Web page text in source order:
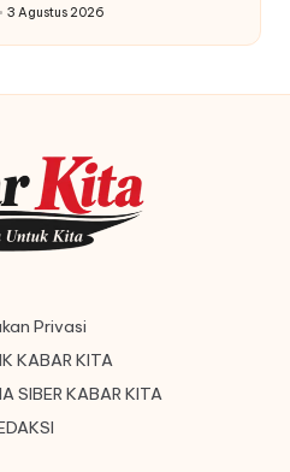
3 Agustus 2026
Privasi
KABAR KITA
SIBER KABAR KITA